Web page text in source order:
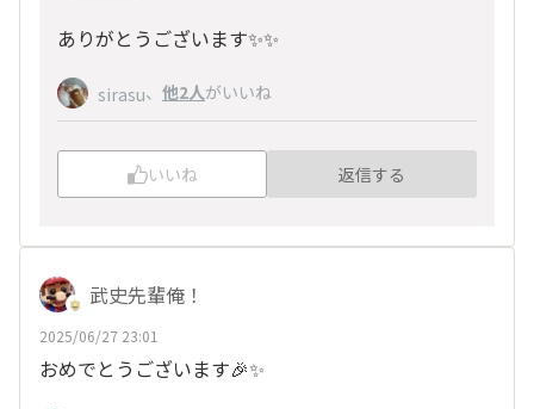
ありがとうございます✨✨
sirasu、 他2人がいいね
いいね 返信する
武史先輩俺！
2025/06/27 23:01
おめでとうございます🎉✨